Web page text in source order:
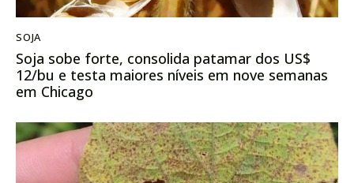
SOJA
Soja sobe forte, consolida patamar dos US$
12/bu e testa maiores níveis em nove semanas
em Chicago